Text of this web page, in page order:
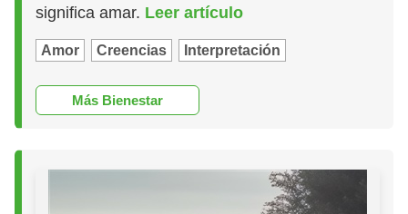
significa amar. Leer artículo
Amor Creencias Interpretación
Más Bienestar